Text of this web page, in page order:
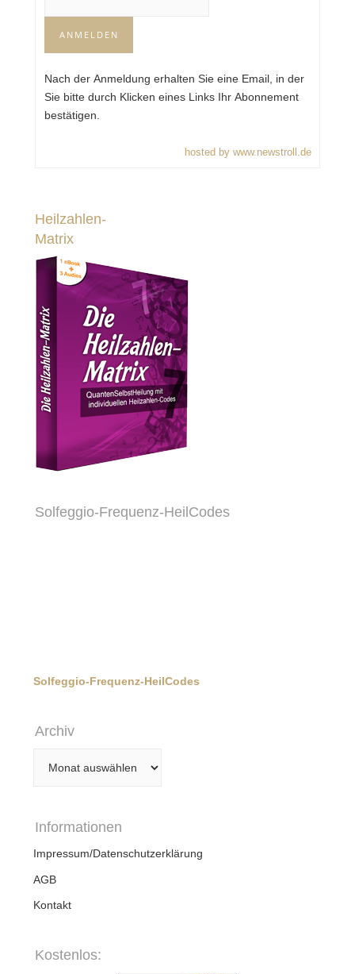
Nach der Anmeldung erhalten Sie eine Email, in der
Sie bitte durch Klicken eines Links Ihr Abonnement
bestätigen.
hosted by www.newstroll.de
Heilzahlen-
Matrix
Solfeggio-Frequenz-HeilCodes
Solfeggio-Frequenz-HeilCodes
Archiv
Informationen
Impressum/Datenschutzerklärung
AGB
Kontakt
Kostenlos: